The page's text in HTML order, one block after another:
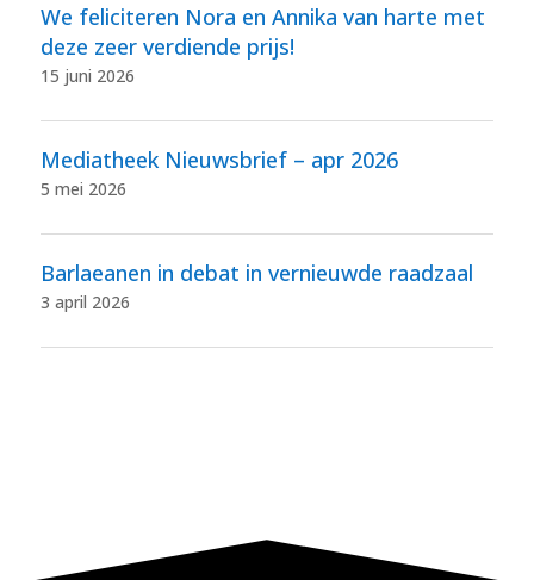
We feliciteren Nora en Annika van harte met
deze zeer verdiende prijs!
15 juni 2026
Mediatheek Nieuwsbrief – apr 2026
5 mei 2026
Barlaeanen in debat in vernieuwde raadzaal
3 april 2026